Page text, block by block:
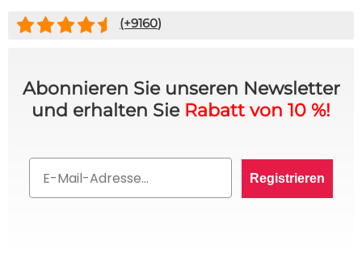
(+9160)
Abonnieren Sie unseren Newsletter
und erhalten Sie Rabatt von 10 %!
Registrieren
10% RABATT AUF IHRE
BESTELLUNG? 👀